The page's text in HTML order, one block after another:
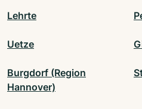
Lehrte
Uetze
Burgdorf (Region
Hannover)